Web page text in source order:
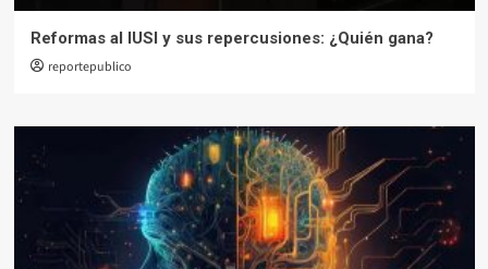
Reformas al IUSI y sus repercusiones: ¿Quién gana?
reportepublico